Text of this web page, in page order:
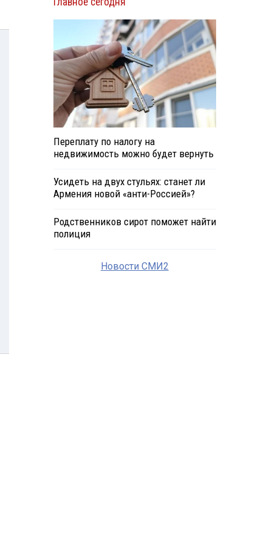
Переплату по налогу на
недвижимость можно будет вернуть
Усидеть на двух стульях: станет ли
Армения новой «анти-Россией»?
Родственников сирот поможет найти
полиция
Новости СМИ2